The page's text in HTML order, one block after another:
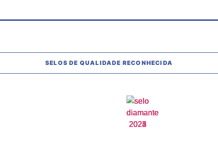
SELOS DE QUALIDADE RECONHECIDA